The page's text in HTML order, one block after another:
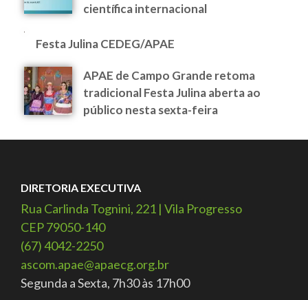
científica internacional
Festa Julina CEDEG/APAE
APAE de Campo Grande retoma
tradicional Festa Julina aberta ao
público nesta sexta-feira
DIRETORIA EXECUTIVA
Rua Carlinda Tognini, 221 | Vila Progresso
CEP 79050-140
(67) 4042-2250
ascom.apae@apaecg.org.br
Segunda a Sexta, 7h30 às 17h00